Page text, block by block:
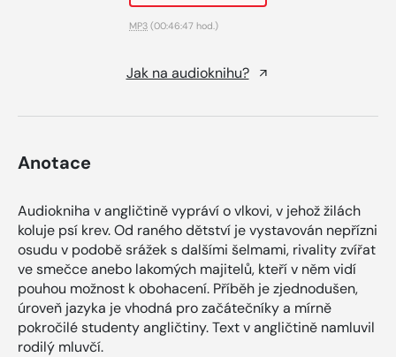
MP3 (00:46:47 hod.)
Jak na audioknihu?
Anotace
Audiokniha v angličtině vypráví o vlkovi, v jehož žilách
koluje psí krev. Od raného dětství je vystavován nepřízni
osudu v podobě srážek s dalšími šelmami, rivality zvířat
ve smečce anebo lakomých majitelů, kteří v něm vidí
pouhou možnost k obohacení. Příběh je zjednodušen,
úroveň jazyka je vhodná pro začátečníky a mírně
pokročilé studenty angličtiny. Text v angličtině namluvil
rodilý mluvčí.